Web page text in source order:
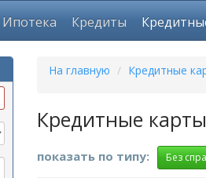
Ипотека Кредиты
На главную / Кредитные
Кредитные
показать по типу: Без